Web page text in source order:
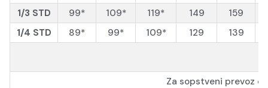
1/3 STD
99* 109* 119* 149 159
1/4 STD
89* 99* 109* 129 139
Za sopstveni prevoz